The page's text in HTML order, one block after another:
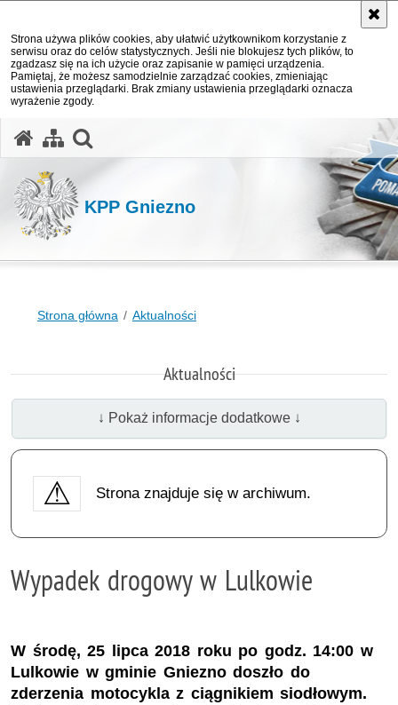
Strona używa plików cookies, aby ułatwić użytkownikom korzystanie z
serwisu oraz do celów statystycznych. Jeśli nie blokujesz tych plików, to
zgadzasz się na ich użycie oraz zapisanie w pamięci urządzenia.
Pamiętaj, że możesz samodzielnie zarządzać cookies, zmieniając
ustawienia przeglądarki. Brak zmiany ustawienia przeglądarki oznacza
wyrażenie zgody.
KPP Gniezno
Strona główna Aktualności
Aktualności
↓ Pokaż informacje dodatkowe ↓
Strona znajduje się w archiwum.
Wypadek drogowy w Lulkowie
W środę, 25 lipca 2018 roku po godz. 14:00 w
Lulkowie w gminie Gniezno doszło do
zderzenia motocykla z ciągnikiem siodłowym.